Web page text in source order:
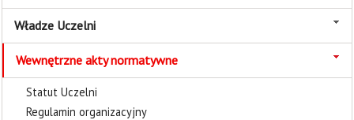
Władze Uczelni
Wewnętrzne akty normatywne
Statut Uczelni
Regulamin organizacyjny